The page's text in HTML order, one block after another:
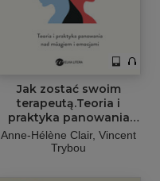
Jak zostać swoim
terapeutą.Teoria i
praktyka panowania
nad mózgiem i
emocjami
Anne-Hélène Clair, Vincent
Trybou